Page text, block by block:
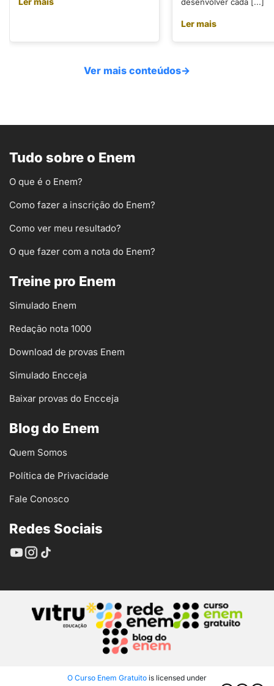
Ler mais
Ver mais conteúdos→
Tudo sobre o Enem
O que é o Enem?
Como fazer a inscrição do Enem?
Como ver meu resultado?
O que fazer com a nota do Enem?
Treine pro Enem
Simulado Enem
Redação nota 1000
Download de provas Enem
Simulado Encceja
Baixar provas do Encceja
Blog do Enem
Quem Somos
Política de Privacidade
Fale Conosco
Redes Sociais
O Curso Enem Gratuito is licensed under